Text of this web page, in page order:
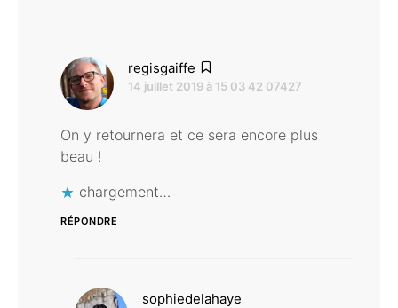
regisgaiffe
14 juillet 2019 à 15 03 42 07427
On y retournera et ce sera encore plus
beau !
chargement…
RÉPONDRE
sophiedelahaye